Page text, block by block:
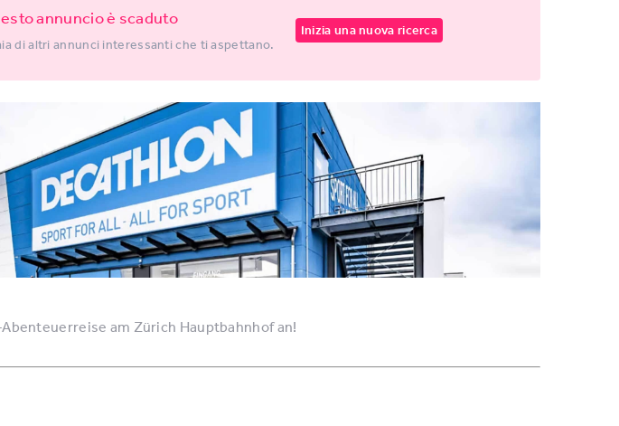
annuncio è scaduto
di altri annunci interessanti che ti aspettano.
Inizia una nuova ricerca
am Zürich Hauptbahnhof an!